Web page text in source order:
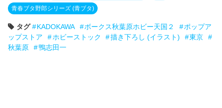
青春ブタ野郎シリーズ (青ブタ)
タグ KADOKAWA ボークス秋葉原ホビー天国２
ポップア
ップストア
ホビーストック 描き下ろし (イラスト)
東京
秋葉原
鴨志田一